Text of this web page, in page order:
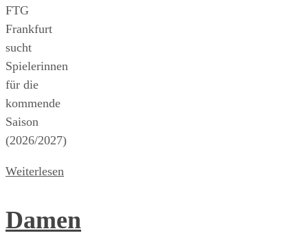
FTG
Frankfurt
sucht
Spielerinnen
für die
kommende
Saison
(2026/2027)
Weiterlesen
Damen